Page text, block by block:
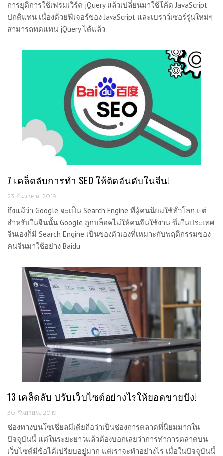
การยุติการใช้เฟรมเวิร์ค jQuery แล้วเปลี่ยนมาใช้โค้ด JavaScript
ปกติแทน เนื่องด้วยฟีเจอร์ของ JavaScript และเบราว์เซอร์รุ่นใหม่ๆ
สามารถทดแทน jQuery ได้แล้ว
7 เคล็ดลับการทำ SEO ให้ติดอันดับในจีน!
23 ธันวาคม, 2019
ถึงแม้ว่า Google จะเป็น Search Engine ที่ผู้คนนิยมใช้ทั่วโลก แต่
สำหรับในจีนนั้น Google ถูกบล็อคไม่ให้คนจีนใช้งาน ซึ่งในประเทศ
จีนเองก็มี Search Engine เป็นของตัวเองที่เหมาะกับพฤติกรรมของ
คนจีนมาใช้อย่าง Baidu
13 เคล็ดลับ ปรับเว็บไซต์อย่างไรให้ยอดขายปัง!
30 กันยายน, 2019
ช่องทางบนโซเชียลมีเดียถือว่าเป็นช่องการตลาดที่นิยมมากใน
ปัจจุบันนี้ แต่ในระยะยาวแล้วต้องบอกเลยว่าการทำการตลาดบน
เว็บไซต์มีข้อได้เปรียบอยู่มาก แต่เราจะทำอย่างไร เมื่อในปัจจุบันนี้